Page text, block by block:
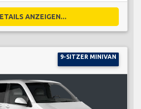
ANZEIGEN...
9-SITZER MINIVAN